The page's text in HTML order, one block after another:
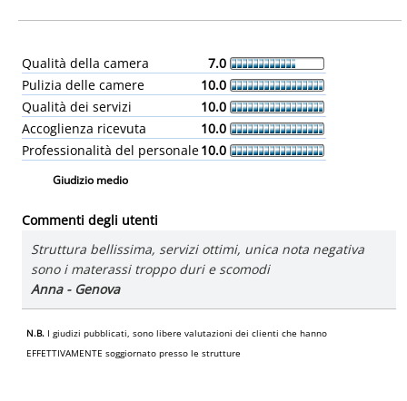
Qualità della camera
7.0
Pulizia delle camere
10.0
Qualità dei servizi
10.0
Accoglienza ricevuta
10.0
Professionalità del personale10.0
Giudizio medio
Commenti degli utenti
Struttura bellissima, servizi ottimi, unica nota negativa
sono i materassi troppo duri e scomodi
Anna - Genova
N.B. I giudizi pubblicati, sono libere valutazioni dei clienti che hanno
EFFETTIVAMENTE soggiornato presso le strutture